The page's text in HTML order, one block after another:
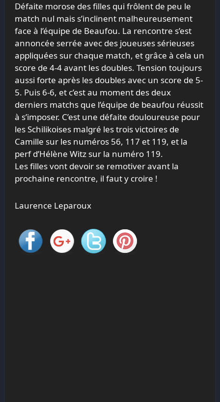
Défaite morose des filles qui frôlent de peu le
match nul mais s’inclinent malheureusement
face à l’équipe de Beaufou. La rencontre s’est
annoncée serrée avec des joueuses sérieuses
appliquées sur chaque match, et grâce à cela un
score de 4-4 avant les doubles. Tension toujours
aussi forte après les doubles avec un score de 5-
5. Puis 6-6, et c’est au moment des deux
derniers matchs que l’équipe de beaufou réussit
à s’imposer. C’est une défaite douloureuse pour
les Schilikoises malgré les trois victoires de
Camille sur les numéros 56, 117 et 119, et la
perf d’Hélène Witz sur la numéro 119.
Les filles vont devoir se remotiver avant la
prochaine rencontre, il faut y croire !
Laurence Leparoux